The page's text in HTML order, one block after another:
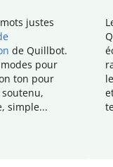
justes
de Quillbot.
pour
ton pour
simple...